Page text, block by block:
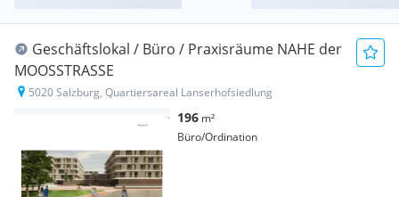
Geschäftslokal / Büro / Praxisräume NAHE der
MOOSSTRASSE
5020 Salzburg, Quartiersareal Lanserhofsiedlung
196 m²
Büro/Ordination